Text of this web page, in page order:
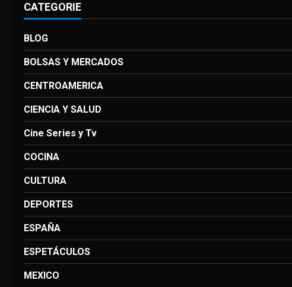
CATEGORIE
BLOG
BOLSAS Y MERCADOS
CENTROAMERICA
CIENCIA Y SALUD
Cine Series y Tv
COCINA
CULTURA
DEPORTES
ESPAÑA
ESPETÁCULOS
MEXICO